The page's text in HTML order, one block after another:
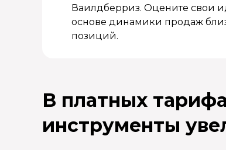
Ваилдберриз. Оцените свои
основе динамики продаж
позиций.
В платных
инструменты